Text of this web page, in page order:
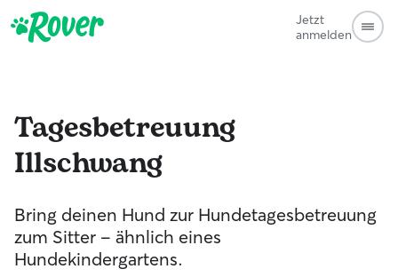
Jetzt
anmelden
Tagesbetreuung
Illschwang
Bring deinen Hund zur Hundetagesbetreuung
zum Sitter - ähnlich eines
Hundekindergartens.